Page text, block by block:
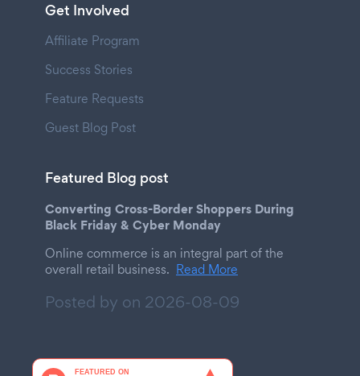
Get Involved
Affiliate Program
Success Stories
Feature Requests
Guest Blog Post
Featured Blog post
Converting Cross-Border Shoppers During
Black Friday & Cyber Monday
Online commerce is an integral part of the
overall retail business. Read More
Posted by on 2026-08-09